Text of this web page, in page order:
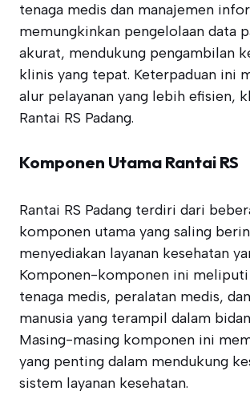
tenaga medis dan manajemen
memungkinkan pengelolaan data
akurat, mendukung pengambilan
klinis yang tepat. Keterpaduan ini
alur pelayanan yang lebih efisien,
Rantai RS Padang.
Komponen Utama Rantai RS
Rantai RS Padang terdiri dari
komponen utama yang saling
menyediakan layanan kesehatan
Komponen-komponen ini
tenaga medis, peralatan medis,
manusia yang terampil dalam
Masing-masing komponen ini
yang penting dalam mendukung
sistem layanan kesehatan.